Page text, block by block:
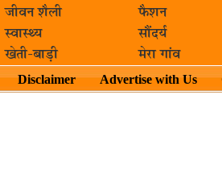
जीवन शैली
फैशन
स्वास्थ्य
सौंदर्य
खेती-बाड़ी मेरा गांव
Disclaimer Advertise with Us